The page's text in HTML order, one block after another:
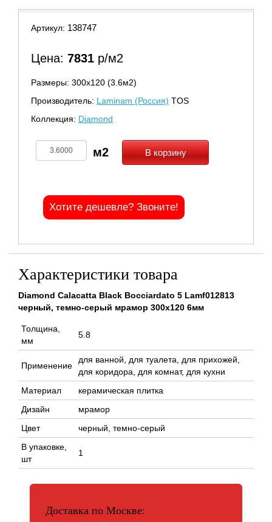
Артикул: 138747
Цена: 7831 р/м2
Размеры: 300х120 (3.6м2)
Производитель: Laminam (Россия) TOS
Коллекция: Diamond
В корзину
Хотите дешевле? Звоните!
Характеристики товара
Diamond Calacatta Black Bocciardato 5 Lamf012813
черный, темно-серый мрамор 300x120 6мм
Толщина,
мм
5.8
Применение
для ванной, для туалета, для прихожей,
для коридора, для комнат, для кухни
Материал
керамическая плитка
Дизайн
мрамор
Цвет
черный, темно-серый
В упаковке,
шт
1
Доставка по Москве: